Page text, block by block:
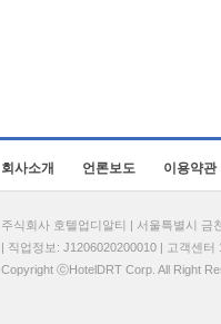
회사소개 언론보도 이용약관
주식회사 호텔업디알티 | 서울특별시 금
| 직업정보: J1206020200010 | 고객센
Copyright ⓒHotelDRT Corp. All Right